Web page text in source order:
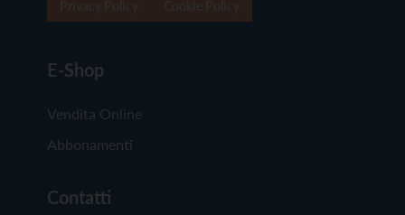
E-Shop
Vendita Online
Abbonamenti
Contatti